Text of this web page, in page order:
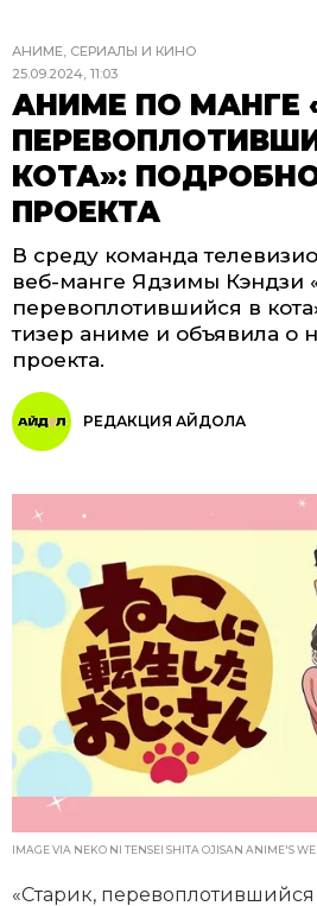
АНИМЕ, СЕРИАЛЫ И КИНО
25.09.2024, 11:03
АНИМЕ ПО МАНГЕ
КОТА»:
ПРОЕКТА
В среду команда
веб-манге Ядзимы Кэндзи
перевоплотившийся в
тизер аниме и объявила о
проекта.
РЕДАКЦИЯ АЙДОЛА
IMAGE VIA NEKO NI TENSEI SHITA OJISAN ANIME'S
«Старик, перевоплотившийся